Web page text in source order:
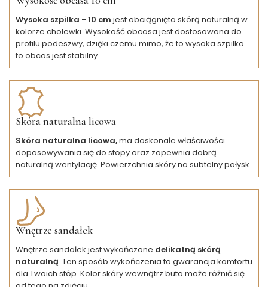
Wysoka szpilka - 10 cm jest obciągnięta skórą naturalną w
kolorze cholewki. Wysokość obcasa jest dostosowana do
profilu podeszwy, dzięki czemu mimo, że to wysoka szpilka
to obcas jest stabilny.
Skóra naturalna licowa
Skóra naturalna licowa,ma doskonałe właściwości
dopasowywania się do stopy oraz zapewnia dobrą
naturalną wentylację. Powierzchnia skóry na subtelny połysk.
Wnętrze sandałek
Wnętrze sandałek jest wykończone delikatną skórą
naturalną. Ten sposób wykończenia to gwarancja komfortu
dla Twoich stóp. Kolor skóry wewnątrz buta może różnić się